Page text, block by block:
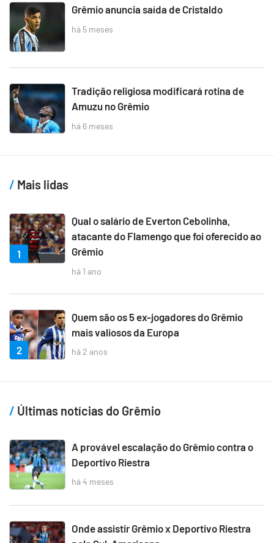
Grêmio anuncia saída de Cristaldo
há 5 meses
Tradição religiosa modificará rotina de
Amuzu no Grêmio
há 6 meses
Mais lidas
1
Qual o salário de Everton Cebolinha,
atacante do Flamengo que foi oferecido ao
Grêmio
há 1 ano
2
Quem são os 5 ex-jogadores do Grêmio
mais valiosos da Europa
há 2 anos
Últimas notícias do Grêmio
A provável escalação do Grêmio contra o
Deportivo Riestra
há 4 meses
Onde assistir Grêmio x Deportivo Riestra